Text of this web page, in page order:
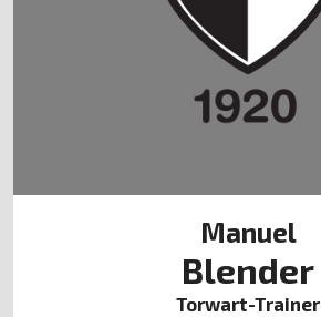
Manuel
Blender
Torwart-Trainer